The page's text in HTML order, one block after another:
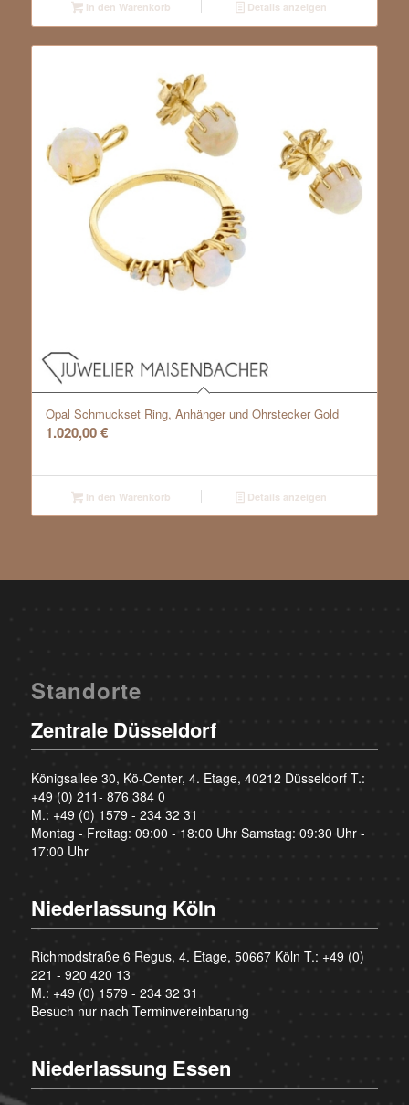
In den Warenkorb Details anzeigen
Opal Schmuckset Ring, Anhänger und Ohrstecker Gold
1.020,00€
In den Warenkorb Details anzeigen
Standorte
Zentrale Düsseldorf
Königsallee 30, Kö-Center, 4. Etage, 40212 Düsseldorf T.:
+49 (0) 211- 876 384 0
M.: +49 (0) 1579 - 234 32 31
Montag - Freitag: 09:00 - 18:00 Uhr Samstag: 09:30 Uhr -
17:00 Uhr
Niederlassung Köln
Richmodstraße 6 Regus, 4. Etage, 50667 Köln T.: +49 (0)
221 - 920 420 13
M.: +49 (0) 1579 - 234 32 31
Besuch nur nach Terminvereinbarung
Niederlassung Essen